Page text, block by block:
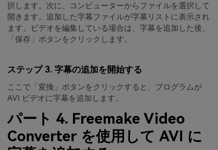
択します。次に、コンピューターからファイルを選択して
開きます。追加した字幕ファイルが字幕リストに表示され
ます。ビデオを編集している場合は、字幕を追加した後、
「保存」ボタンをクリックします。
ステップ 3. 字幕の追加を開始する
ここで「変換」 ボタンをクリックすると、プログラムが
AVI ビデオに字幕を追加します。
パート 4. Freemake Video
Converter を使用して AVI に